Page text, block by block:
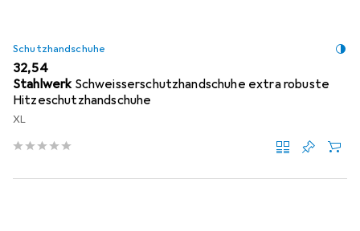
Schutzhandschuhe
EUR
32,54
Stahlwerk Schweisserschutzhandschuhe extra robuste
Hitzeschutzhandschuhe
XL